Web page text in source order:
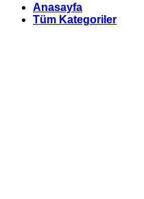
Anasayfa
Tüm Kategoriler